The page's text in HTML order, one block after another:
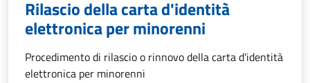
Rilascio della carta d'identità
elettronica per minorenni
Procedimento di rilascio o rinnovo della carta d'identità
elettronica per minorenni